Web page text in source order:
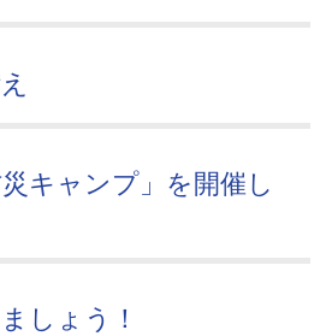
災キャンプ」を開催し
しょう！